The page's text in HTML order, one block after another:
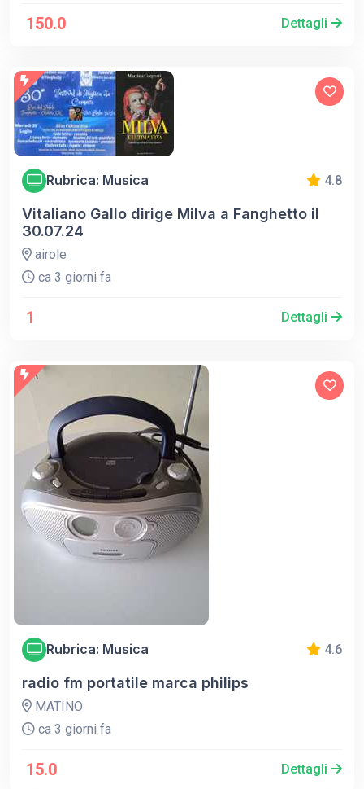
150.0 Dettagli
Rubrica: Musica 4.8
Vitaliano Gallo dirige Milva a Fanghetto il
30.07.24
airole
ca 3 giorni fa
1 Dettagli
Rubrica: Musica 4.6
radio fm portatile marca philips
MATINO
ca 3 giorni fa
15.0 Dettagli